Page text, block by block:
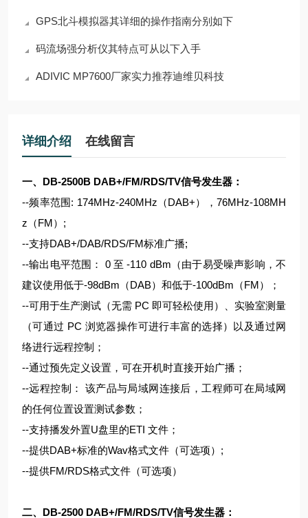
GPS北斗模拟器其详细的操作指南分别如下
码流场强分析仪其特点可从以下入手
ADIVIC MP7600厂家实力推荐迪维贝科技
详细介绍 在线留言
一、DB-2500B DAB+/FM/RDS/TV信号发生器 ：
--频率范围: 174MHz-240MHz（DAB+），76MHz-108MH
z（FM）;
--支持DAB+/DAB/RDS/FM标准广播;
--输出电平范围： 0 至 -110 dBm（由于易受噪声影响，不
建议使用低于-98dBm（DAB）和低于-100dBm（FM）；
--可用于生产测试（无需 PC 即可轻松使用）、实验室测量
（可通过 PC 浏览器操作可进行丰富的选择）以及通过网
络进行远程控制；
--通过预先定义设置，可在开机时直接开始广播；
--远程控制： 该产品与局域网连接后，工程师可在局域网
的任何位置设置测试参数；
--支持播发外置U盘里的ETI 文件；
--提供DAB+标准的Wav格式文件（可选项）;
--提供FM/RDS格式文件（可选项）
二、DB-2500 DAB+/FM/RDS/TV信号发生器 ：